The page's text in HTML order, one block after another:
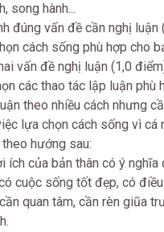
song hành...
vấn đề cần nghị luận
cách sống phù hợp cho
vấn đề nghị luận (1,0
các thao tác lập luận phù
theo nhiều cách nhưng
lựa chọn cách sống vì cá
hướng sau:
ích của bản thân có ý nghĩa
cuộc sống tốt đẹp, có
quan tâm, cần rèn giũa